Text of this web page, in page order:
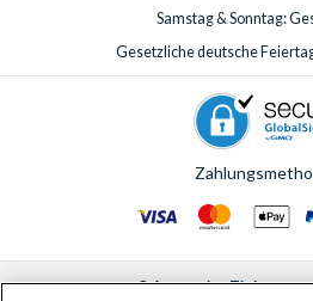
Samstag & Sonntag:
Gesetzliche deutsche
© AttractionTickets.com